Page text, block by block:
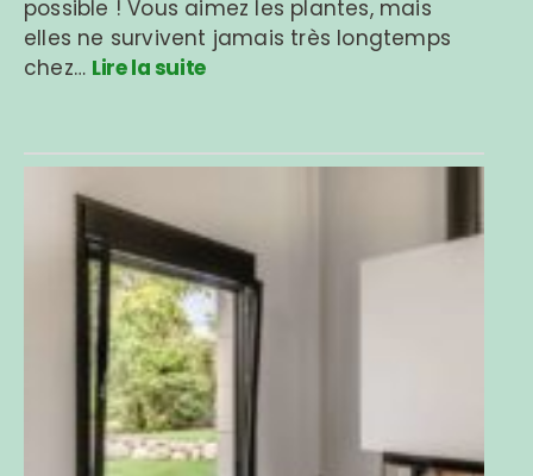
possible ! Vous aimez les plantes, mais
elles ne survivent jamais très longtemps
chez… Lire la suite